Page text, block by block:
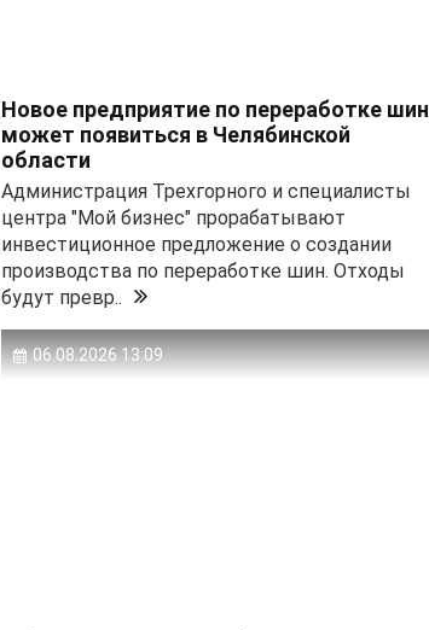
Новое предприятие по переработке шин
может появиться в Челябинской
области
Администрация Трехгорного и специалисты
центра "Мой бизнес" прорабатывают
инвестиционное предложение о создании
производства по переработке шин. Отходы
будут превр..
06.08.2026 13:09